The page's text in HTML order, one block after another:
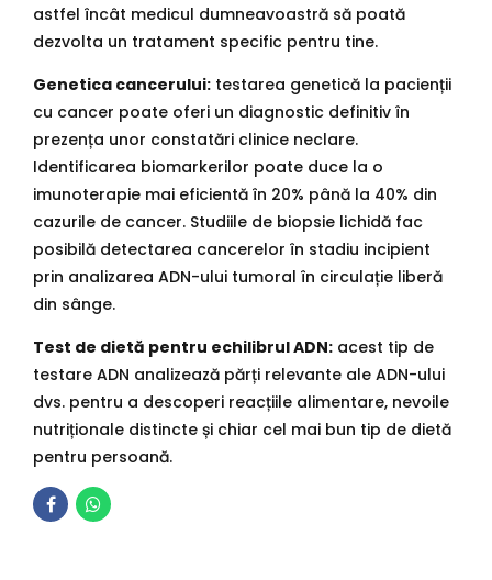
astfel încât medicul dumneavoastră să poată
dezvolta un tratament specific pentru tine.
Genetica cancerului: testarea genetică la pacienții
cu cancer poate oferi un diagnostic definitiv în
prezența unor constatări clinice neclare.
Identificarea biomarkerilor poate duce la o
imunoterapie mai eficientă în 20% până la 40% din
cazurile de cancer. Studiile de biopsie lichidă fac
posibilă detectarea cancerelor în stadiu incipient
prin analizarea ADN-ului tumoral în circulație liberă
din sânge.
Test de dietă pentru echilibrul ADN: acest tip de
testare ADN analizează părți relevante ale ADN-ului
dvs. pentru a descoperi reacțiile alimentare, nevoile
nutriționale distincte și chiar cel mai bun tip de dietă
pentru persoană.